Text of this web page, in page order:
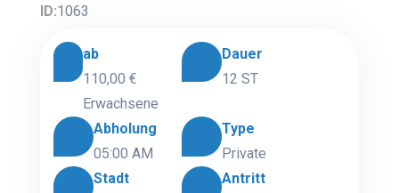
ID:1063
ab
110,00 €
Erwachsene
Dauer
12 ST
Abholung
05:00 AM
Type
Private
Stadt
Antritt